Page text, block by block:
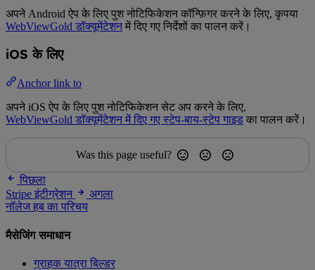
अपने Android ऐप के लिए पुश नोटिफिकेशन कॉन्फ़िगर करने के लिए, कृपया
WebViewGold डॉक्यूमेंटेशनमें दिए गए निर्देशों का पालन करें।
iOS के लिए
Anchor link to
अपने iOS ऐप के लिए पुश नोटिफिकेशन सेट अप करने के लिए,
WebViewGold डॉक्यूमेंटेशन में दिए गए स्टेप-बाय-स्टेप गाइड का पालन करें।
Was this page useful?
पिछला
Stripe इंटीग्रेशन
अगला
नॉलेज हब का परिचय
मैसेजिंग समाधान
ग्राहक यात्रा बिल्डर